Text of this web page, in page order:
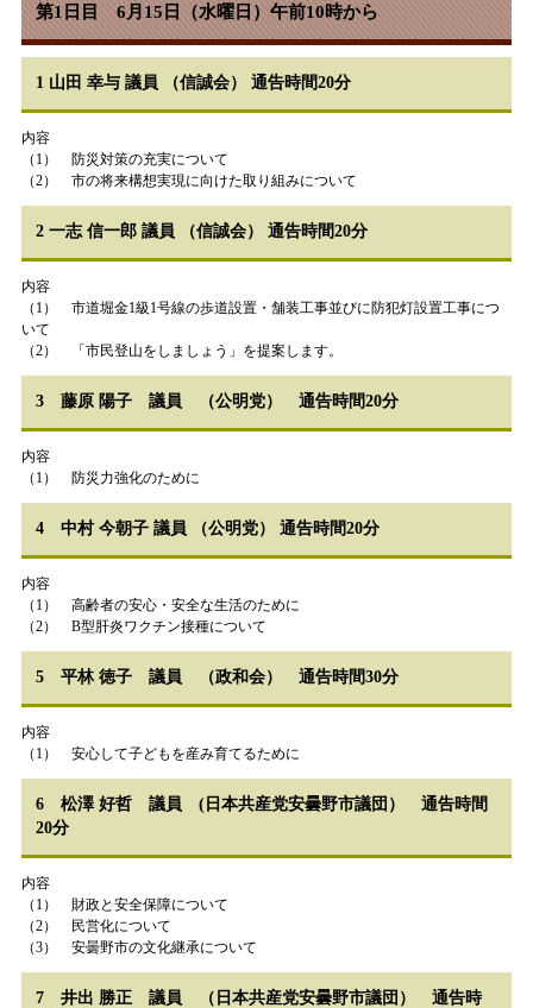
第1日目 6月15日（水曜日）午前10時から
1 山田 幸与 議員 （信誠会） 通告時間20分
内容
（1） 防災対策の充実について
（2） 市の将来構想実現に向けた取り組みについて
2 一志 信一郎 議員 （信誠会） 通告時間20分
内容
（1） 市道堀金1級1号線の歩道設置・舗装工事並びに防犯灯設置工事につ
いて
（2） 「市民登山をしましょう」を提案します。
3 藤原 陽子 議員 （公明党） 通告時間20分
内容
（1） 防災力強化のために
4 中村 今朝子 議員 （公明党） 通告時間20分
内容
（1） 高齢者の安心・安全な生活のために
（2） B型肝炎ワクチン接種について
5 平林 徳子 議員 （政和会） 通告時間30分
内容
（1） 安心して子どもを産み育てるために
6 松澤 好哲 議員 (日本共産党安曇野市議団） 通告時間
20分
内容
（1） 財政と安全保障について
（2） 民営化について
（3） 安曇野市の文化継承について
7 井出 勝正 議員 （日本共産党安曇野市議団） 通告時